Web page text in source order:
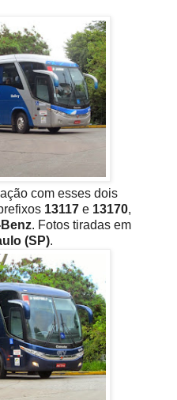
com esses dois
13117 e 13170,
. Fotos tiradas em
(SP).